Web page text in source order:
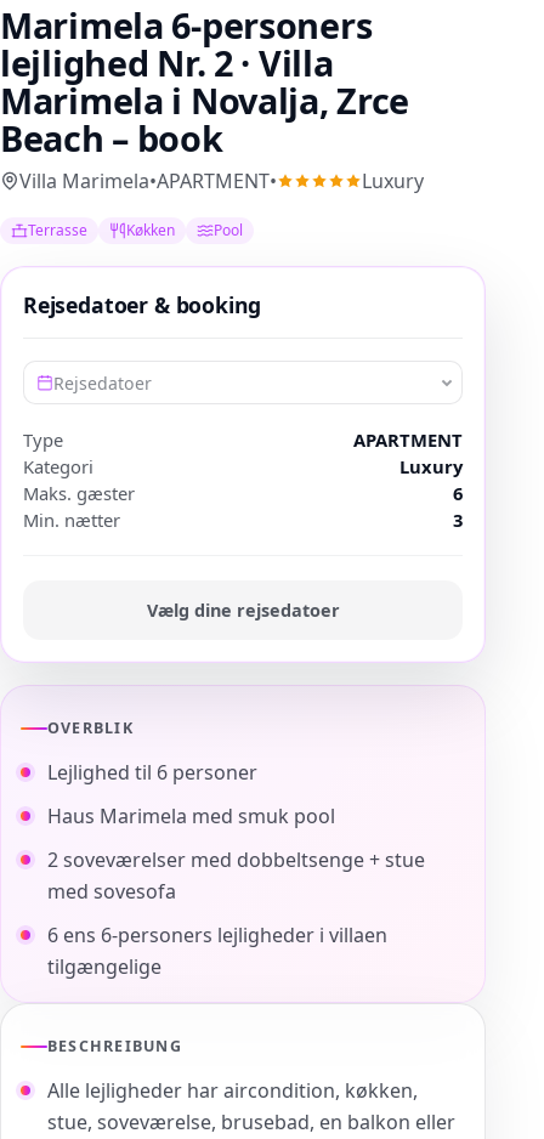
Marimela 6-personers
lejlighed Nr. 2 · Villa
Marimela i Novalja, Zrce
Beach – book
Villa Marimela•APARTMENT• Luxury
Terrasse Køkken Pool
OVERBLIK
Lejlighed til 6 personer
Haus Marimela med smuk pool
2 soveværelser med dobbeltsenge + stue
med sovesofa
6 ens 6-personers lejligheder i villaen
tilgængelige
BESCHREIBUNG
Alle lejligheder har aircondition, køkken,
stue, soveværelse, brusebad, en balkon eller
Rejsedatoer & booking
Rejsedatoer
Type
APARTMENT
Kategori
Luxury
Maks. gæster
6
Min. nætter
3
Vælg dine rejsedatoer